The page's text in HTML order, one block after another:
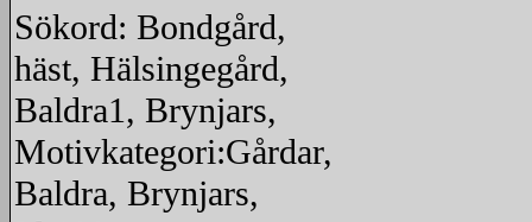
Sökord: Bondgård,
häst, Hälsingegård,
Baldra1, Brynjars,
Motivkategori:Gårdar,
Baldra, Brynjars,